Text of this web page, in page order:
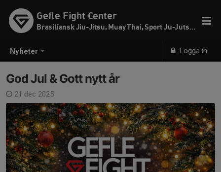
Nyheter Logga in
Gefle Fight Center
Brasiliansk Jiu-Jitsu, Muay Thai, Sport Ju-Jutsu & SW
God Jul & Gott nytt år
21 dec 2025